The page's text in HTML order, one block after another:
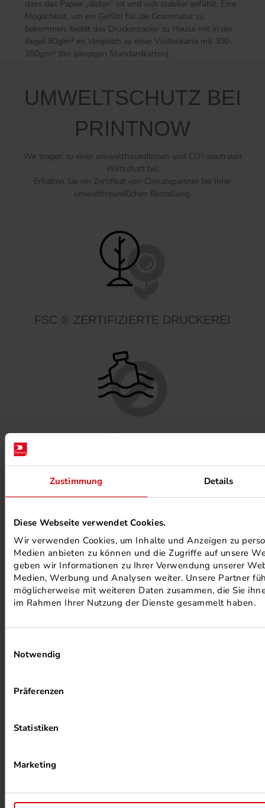
Zustimmung Details
Diese Webseite verwendet Cookies.
Wir verwenden Cookies, um Inhalte und Anzeigen zu
Medien anbieten zu können und die Zugriffe auf unsere
geben wir Informationen zu Ihrer Verwendung unserer
Medien, Werbung und Analysen weiter. Unsere Partner
möglicherweise mit weiteren Daten zusammen, die Sie
im Rahmen Ihrer Nutzung der Dienste gesammelt haben.
Notwendig
Präferenzen
Statistiken
Marketing
dass das Papier „dicker“ ist und sich stabiler anfühlt. Eine
Möglichkeit, um ein Gefühl für die Grammatur zu
bekommen, bietet das Druckerpapier zu Hause mit in der
Regel 80g/m² im Vergleich zu einer Visitenkarte mit 300-
350g/m² (bei gängigen Standardkarten).
UMWELTSCHUTZ BEI
PRINTNOW
Wir tragen zu einer umweltfreundlichen und CO²-neutralen
Wirtschaft bei.
Erhalten Sie ein Zertifikat von Climatepartner bei Ihrer
umweltfreundlichen Bestellung.
FSC ® ZERTIFIZIERTE DRUCKEREI
PHOTOVOLTAIK ANLAGEN
HEIZUNG PER ABWÄRME